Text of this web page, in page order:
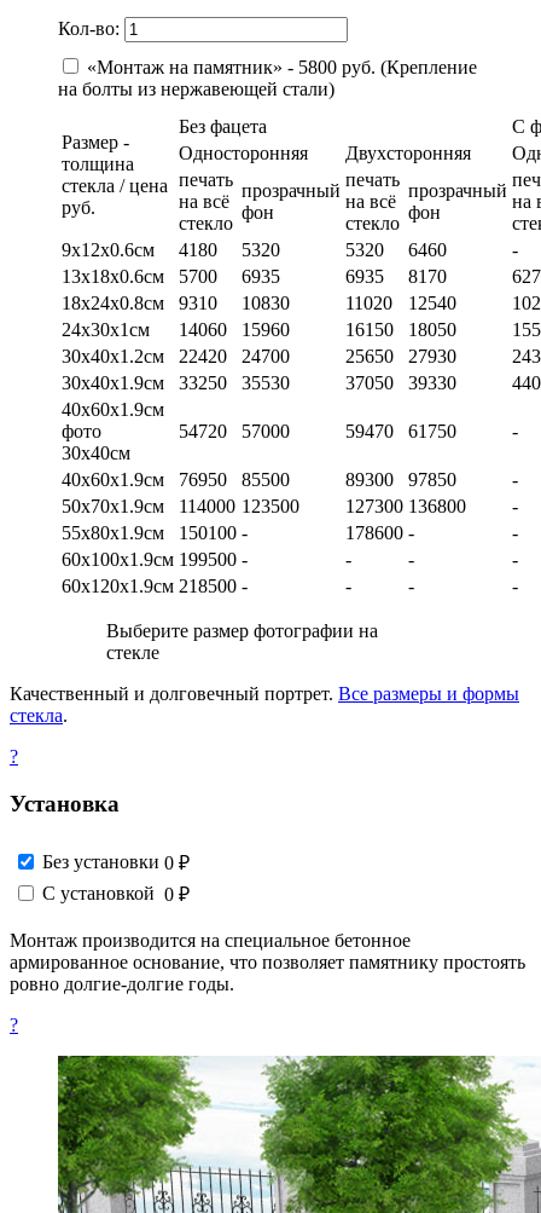
Кол-во:
«Монтаж на памятник» - 5800 руб. (Крепление
на болты из нержавеющей стали)
Размер -
толщина
стекла / цена
руб.
Без фацета
С
Односторонняя
Двухсторонняя
печать
на всё
стекло
прозрачный
фон
печать
на всё
стекло
прозрачный
фон
на
9х12х0.6см
4180 5320 5320 6460
-
13х18х0.6см
5700 6935 6935 8170
18х24х0.8см
9310 10830 11020 12540
24х30х1см
14060 15960 16150 18050
30х40х1.2см
22420 24700 25650 27930
30х40х1.9см
33250 35530 37050 39330
40х60х1.9см
фото
30х40см
54720 57000 59470 61750 -
40х60х1.9см 76950 85500 89300 97850
-
50х70х1.9см
114000 123500 127300 136800
-
55х80х1.9см
150100 - 178600 -
-
60х100х1.9см 199500 - - -
-
60х120х1.9см 218500 - - - -
Выберите размер фотографии на
стекле
Качественный и долговечный портрет. Все размеры и формы
стекла.
?
Установка
Без установки 0 ₽
С установкой 0 ₽
Монтаж производится на специальное бетонное
армированное основание, что позволяет памятнику простоять
ровно долгие-долгие годы.
?